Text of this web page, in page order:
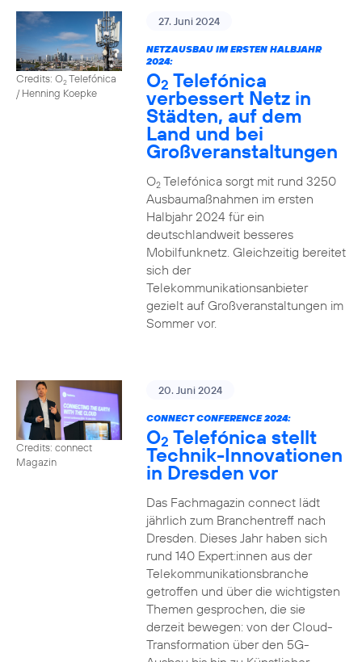
Credits: O2Telefónica
/ Henning Koepke
27. Juni 2024
NETZAUSBAU IM ERSTEN HALBJAHR
2024:
O2 Telefónica
verbessert Netz in
Städten, auf dem
Land und bei
Großveranstaltungen
O2Telefónica sorgt mit rund 3250
Ausbaumaßnahmen im ersten
Halbjahr 2024 für ein
deutschlandweit besseres
Mobilfunknetz. Gleichzeitig bereitet
sich der
Telekommunikationsanbieter
gezielt auf Großveranstaltungen im
Sommer vor.
Credits: connect
Magazin
20. Juni 2024
CONNECT CONFERENCE 2024:
O2 Telefónica stellt
Technik-Innovationen
in Dresden vor
Das Fachmagazin connect lädt
jährlich zum Branchentreff nach
Dresden. Dieses Jahr haben sich
rund 140 Expert:innen aus der
Telekommunikationsbranche
getroffen und über die wichtigsten
Themen gesprochen, die sie
derzeit bewegen: von der Cloud-
Transformation über den 5G-